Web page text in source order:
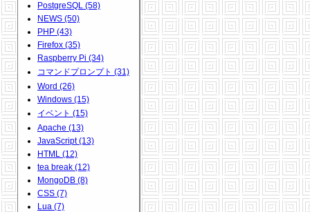
PostgreSQL (58)
NEWS (50)
PHP (43)
Firefox (35)
Raspberry Pi (34)
コマンドプロンプト (31)
Word (26)
Windows (15)
イベント (15)
Apache (13)
JavaScript (13)
HTML (12)
tea break (12)
MongoDB (8)
CSS (7)
Lua (7)